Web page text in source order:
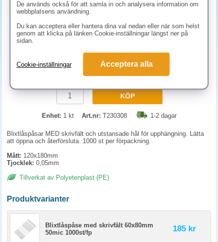
475 kr (inkl. moms)
KÖP
Enhet: 1 kt Art.nr: T230308 1-2 dagar
Blixtlåspåsar MED skrivfält och utstansade hål för upphängning. Lätta
att öppna och återförsluta. 1000 st per förpackning.
Mått: 120x180mm
Tjocklek: 0,05mm
Tillverkat av Polyetenplast (PE)
Produktvarianter
Blixtlåspåse med skrivfält 60x80mm
50mic 1000st/fp
185 kr
De används också för att samla in och analysera information om
webbplatsens användning.
Du kan acceptera eller hantera dina val nedan eller när som helst
genom att klicka på länken Cookie-inställningar längst ner på
sidan.
Cookie-inställningar Acceptera alla